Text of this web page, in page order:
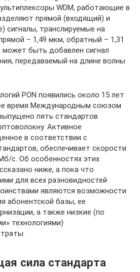
WDM, работающие в
прямой (входящий) и
сигналы, транслируемые на
– 1,49 мкм, обратный – 1,31
быть добавлен сигнал
передаваемый на длине волны
PON появились около 15 лет
время Международным союзом
пять стандартов
Активное
в соответствии с
обеспечивает скорости
с. Об особенностях этих
ниже, а пока что
для всех разновидностей
являются возможности
абонентской базы, ее
а также низкие (по
технологиями)
сила стандарта